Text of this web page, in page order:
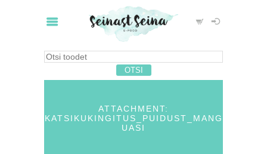
ATTACHMENT:
KATSIKUKINGITUS_PUIDUST_MANG
UASI